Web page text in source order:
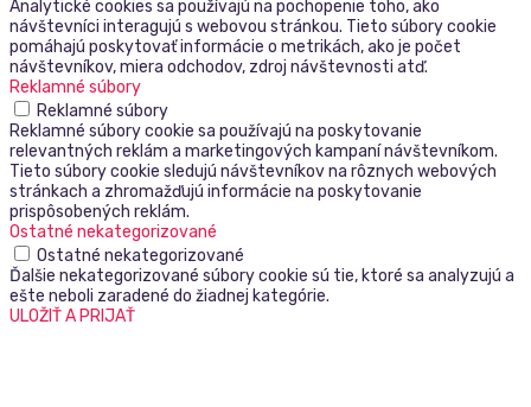
Analytické cookies sa používajú na pochopenie toho, ako
návštevníci interagujú s webovou stránkou. Tieto súbory cookie
pomáhajú poskytovať informácie o metrikách, ako je počet
návštevníkov, miera odchodov, zdroj návštevnosti atď.
Reklamné súbory
Reklamné súbory
Reklamné súbory cookie sa používajú na poskytovanie
relevantných reklám a marketingových kampaní návštevníkom.
Tieto súbory cookie sledujú návštevníkov na rôznych webových
stránkach a zhromažďujú informácie na poskytovanie
prispôsobených reklám.
Ostatné nekategorizované
Ostatné nekategorizované
Ďalšie nekategorizované súbory cookie sú tie, ktoré sa analyzujú a
ešte neboli zaradené do žiadnej kategórie.
ULOŽIŤ A PRIJAŤ